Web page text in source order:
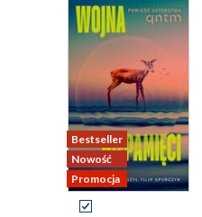
Bestseller
Nowość
Promocja